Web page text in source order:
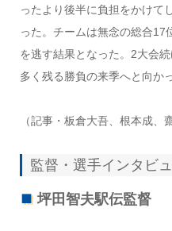
ったより後半に負担をかけて
った。チームは無念の総合17
を逃す結果となった。2大会
多く残る勝負の来季へと向か
（記事・板倉大吾、根本成、
監督・選手インタビ
坪田智夫駅伝監督